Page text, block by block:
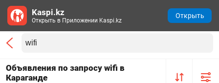
Объявления по запросу wifi в
Караганде
Kaspi.kz
Открыть в Приложении Kaspi.kz
Открыть